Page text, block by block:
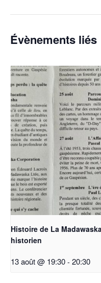
Évènements liés
Histoire de La
historien
13 août @ 19:30- 20:30